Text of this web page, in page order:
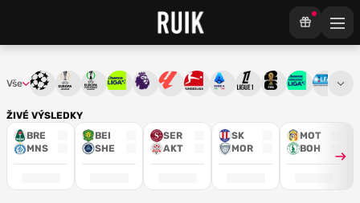
ŽIVÉ VÝSLEDKY
BRE
MNS
BEI
SHE
SER
AKT
SK
MOR
MOT
BOH
Vše Liga mistrůEvropská liga
Konferenční liga
Chance ligaPremier League
La LigaBundesliga
Serie ALigue 1Mistrovství světa
Chance3. ČFL